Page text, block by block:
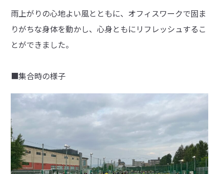
雨上がりの心地よい風とともに、オフィスワークで固ま
りがちな身体を動かし、心身ともにリフレッシュするこ
とができました。
■集合時の様子